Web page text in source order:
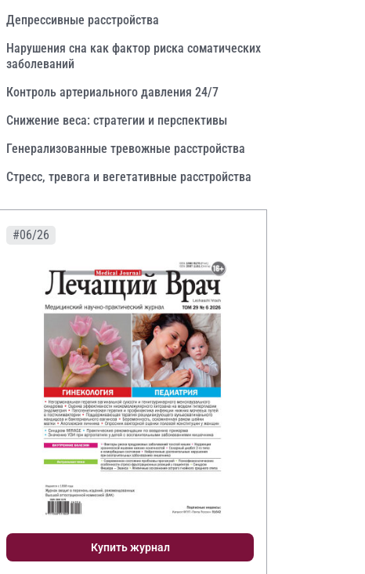
Депрессивные расстройства
Нарушения сна как фактор риска соматических
заболеваний
Контроль артериального давления 24/7
Снижение веса: стратегии и перспективы
Генерализованные тревожные расстройства
Стресс, тревога и вегетативные расстройства
#06/26
Купить журнал